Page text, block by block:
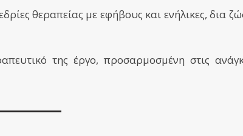
θεραπείας με εφήβους και ενήλικες, δια
της έργο, προσαρμοσμένη στις